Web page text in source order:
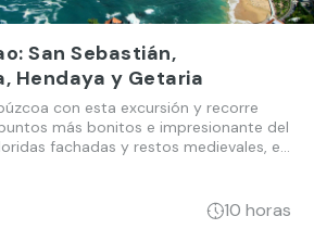
San Sebastián,
Hendaya y Getaria
con esta excursión y recorre
más bonitos e impresionante del
fachadas y restos medievales, en
10 horas